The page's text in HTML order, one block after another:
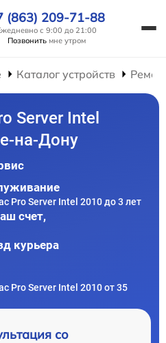
(863) 209-71-88
с 9:00 до 21:00
Позвонить мне утром
Каталог устройств
Server Intel
на-Дону
Pro Server Intel 2010 до 3 лет
счет,
курьера
Pro Server Intel 2010 от 35
со